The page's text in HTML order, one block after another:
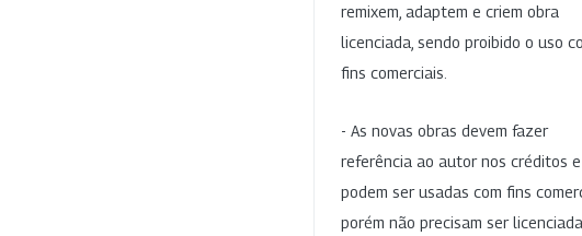
remixem, adaptem e criem obra
licenciada, sendo proibido o uso
fins comerciais.
- As novas obras devem fazer
referência ao autor nos créditos
podem ser usadas com fins
porém não precisam ser